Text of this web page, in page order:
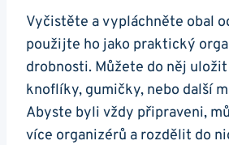
Vyčistěte a vypláchněte obal
použijte ho jako ​praktický
⁤drobnosti. ‍Můžete do něj
knoflíky, gumičky, nebo další
Abyste byli vždy připraveni,
více organizérů a rozdělit do